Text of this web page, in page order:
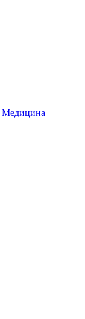
Медицина